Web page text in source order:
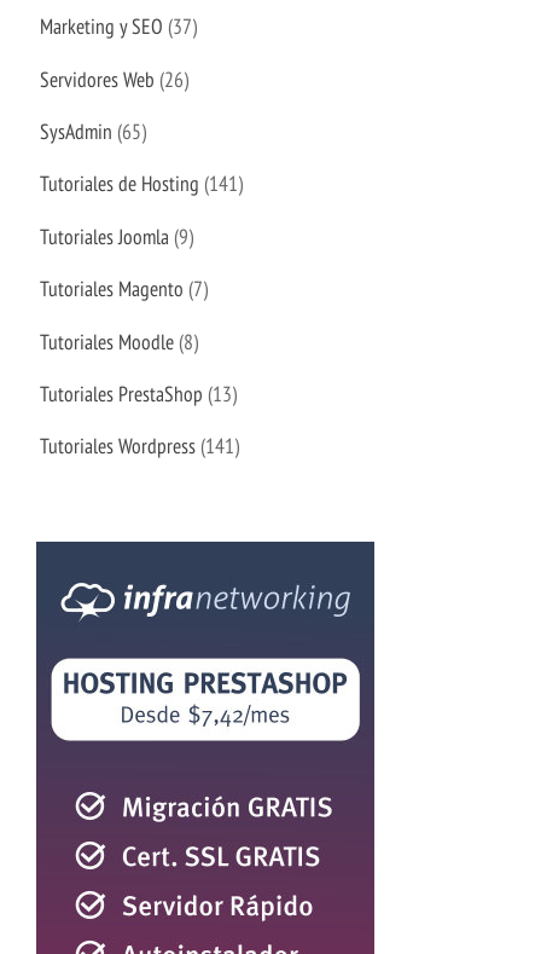
Marketing y SEO (37)
Servidores Web (26)
SysAdmin (65)
Tutoriales de Hosting (141)
Tutoriales Joomla (9)
Tutoriales Magento (7)
Tutoriales Moodle (8)
Tutoriales PrestaShop (13)
Tutoriales Wordpress (141)